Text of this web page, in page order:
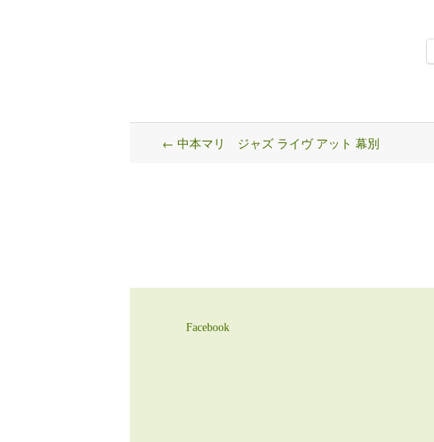
Post
← 中本マリ ジャズ ライヴ アット 幕別
Facebook